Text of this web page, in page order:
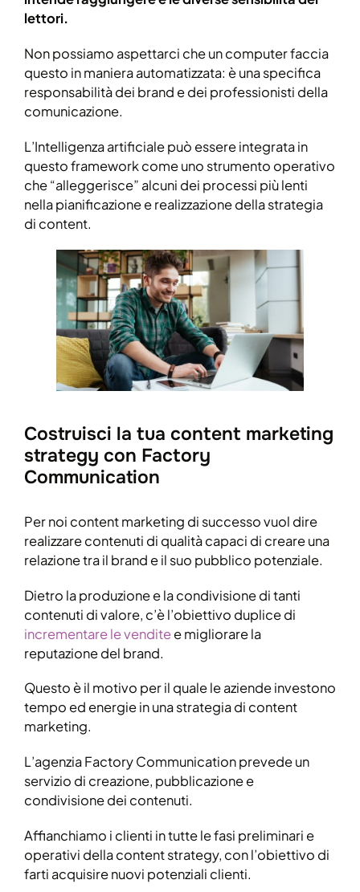
lettori.
Non possiamo aspettarci che un computer faccia
questo in maniera automatizzata: è una specifica
responsabilità dei brand e dei professionisti della
comunicazione.
L’Intelligenza artificiale può essere integrata in
questo framework come uno strumento operativo
che “alleggerisce” alcuni dei processi più lenti
nella pianificazione e realizzazione della strategia
di content.
Costruisci la tua content marketing
strategy con Factory
Communication
Per noi content marketing di successo vuol dire
realizzare contenuti di qualità capaci di creare una
relazione tra il brand e il suo pubblico potenziale.
Dietro la produzione e la condivisione di tanti
contenuti di valore, c’è l’obiettivo duplice di
incrementare le venditee migliorare la
reputazione del brand.
Questo è il motivo per il quale le aziende investono
tempo ed energie in una strategia di content
marketing.
L’agenzia Factory Communication prevede un
servizio di creazione, pubblicazione e
condivisione dei contenuti.
Affianchiamo i clienti in tutte le fasi preliminari e
operativi della content strategy, con l’obiettivo di
farti acquisire nuovi potenziali clienti.